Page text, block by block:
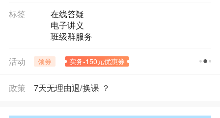
标签
在线答疑
电子讲义
班级群服务
活动 领券 实务-150元优惠券
政策 7天无理由退/换课 ？